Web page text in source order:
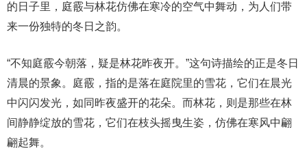
的日子里，庭霰与林花仿佛在寒冷的空气中舞动，为人们带
来一份独特的冬日之韵。
“不知庭霰今朝落，疑是林花昨夜开。”这句诗描绘的正是冬日
清晨的景象。庭霰，指的是落在庭院里的雪花，它们在晨光
中闪闪发光，如同昨夜盛开的花朵。而林花，则是那些在林
间静静绽放的雪花，它们在枝头摇曳生姿，仿佛在寒风中翩
翩起舞。